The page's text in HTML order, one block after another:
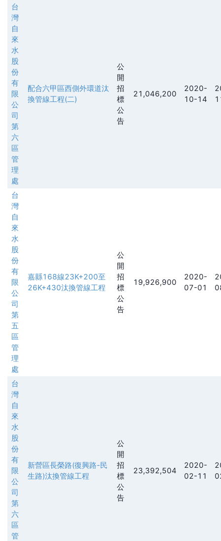
台
灣
自
來
水
股
份
有
限
公
司
第
六
區
管
理
處
配合六甲區西側外環道汰
換管線工程(二)
公
開
招
標
公
告
21,046,200
2020-
10-14
台
灣
自
來
水
股
份
有
限
公
司
第
五
區
管
理
處
嘉縣168線23K+200至
26K+430汰換管線工程
公
開
招
標
公
告
19,926,900
2020-
07-01
台
灣
自
來
水
股
份
有
限
公
司
第
六
區
管
新營區長榮路(復興路-民
生路)汰換管線工程
公
開
招
標
公
告
23,392,504
2020-
02-11